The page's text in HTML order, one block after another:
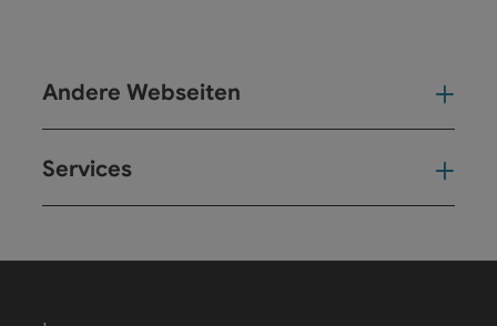
Andere Webseiten
Services